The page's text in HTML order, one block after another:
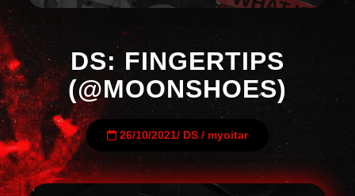
DS: FINGERTIPS
(@MOONSHOES)
26/10/2021/ DS / myoitar